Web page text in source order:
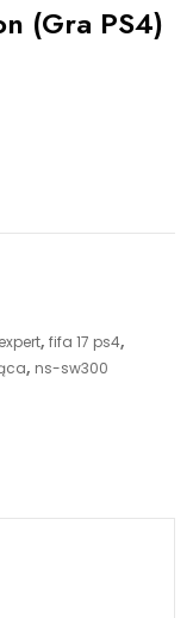
(Gra PS4)
, fifa 17 ps4,
, ns-sw300